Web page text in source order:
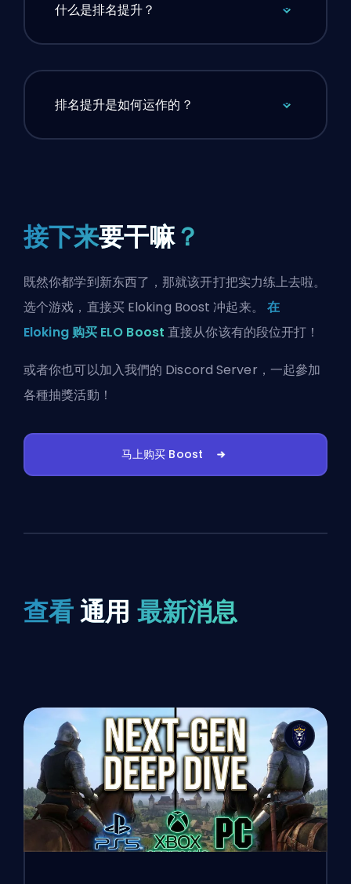
什么是排名提升？
排名提升是如何运作的？
接下来要干嘛？
既然你都学到新东西了，那就该开打把实力练上去啦。
选个游戏，直接买 Eloking Boost 冲起来。 在
Eloking 购买 ELO Boost 直接从你该有的段位开打！
或者你也可以加入我們的 Discord Server ，一起參加
各種抽獎活動！
马上购买 Boost
查看通用 最新消息